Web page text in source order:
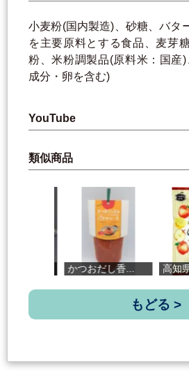
小麦粉(国内製造)、砂糖、バタ
を主要原料とする食品、麦芽
粉、米粉調製品(原料米：国産
成分・卵を含む)
YouTube
類似商品
かつおだし香... 高知県産ゆず...
もどる >